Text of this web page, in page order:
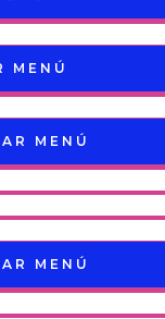
MENÚ
MENÚ
MENÚ